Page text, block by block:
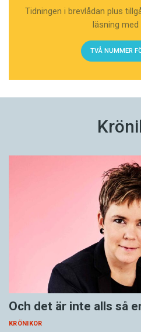
Tidningen i brevlådan plus
läsning med
TVÅ NUMMER
Och det är inte alls så
KRÖNIKOR